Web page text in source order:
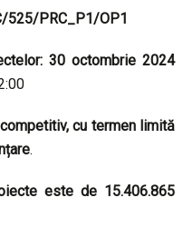
525/PRC_P1/OP1
30 octombrie 2024
cu termen limită
.
este de 15.406.865